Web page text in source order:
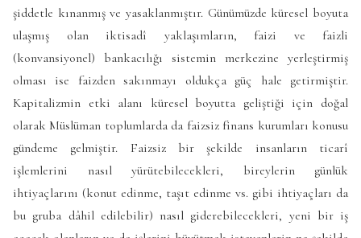
şiddetle kınanmış ve yasaklanmıştır. Günümüzde küresel boyuta
ulaşmış olan iktisadî yaklaşımların, faizi ve faizli
(konvansiyonel) bankacılığı sistemin merkezine yerleştirmiş
olması ise faizden sakınmayı oldukça güç hale getirmiştir.
Kapitalizmin etki alanı küresel boyutta geliştiği için doğal
olarak Müslüman toplumlarda da faizsiz finans kurumları konusu
gündeme gelmiştir. Faizsiz bir şekilde insanların ticarî
işlemlerini nasıl yürütebilecekleri, bireylerin günlük
ihtiyaçlarını (konut edinme, taşıt edinme vs. gibi ihtiyaçları da
bu gruba dâhil edilebilir) nasıl giderebilecekleri, yeni bir iş